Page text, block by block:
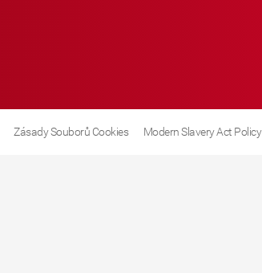
Zásady Souborů Cookies Modern Slavery Act Policy